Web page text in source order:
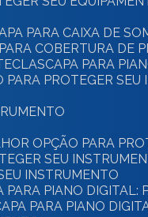
PARA CAIXA DE
PARA COBERTURA DE
CAPA PARA
PROTEGER SEU
OPÇÃO PARA
SEU
INSTRUMENTO
PARA PIANO
CAPA PARA PIANO